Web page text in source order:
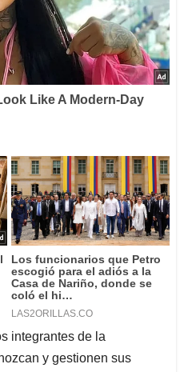
integrantes de la
y gestionen sus